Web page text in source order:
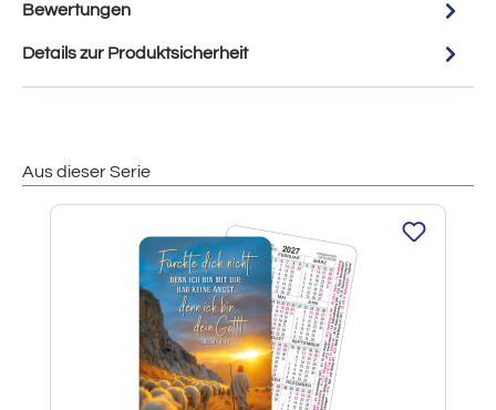
Bewertungen
Details zur Produktsicherheit
Aus dieser Serie
Produktgalerie überspringen